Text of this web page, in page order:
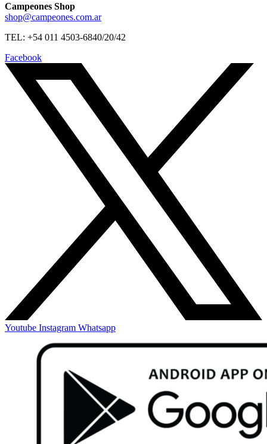
Campeones Shop
shop@campeones.com.ar
TEL: +54 011 4503-6840/20/42
Facebook
Youtube Instagram Whatsapp